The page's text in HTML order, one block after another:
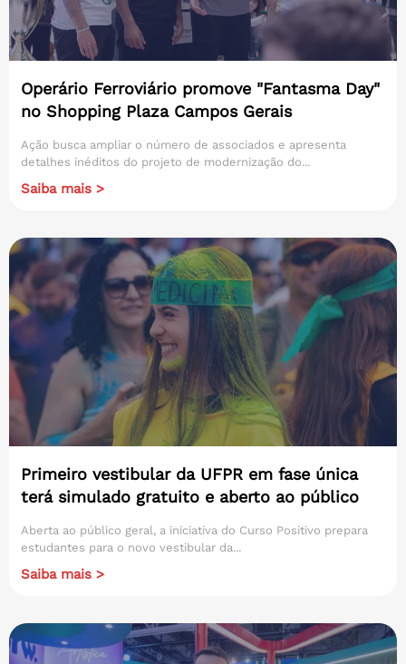
Operário Ferroviário promove "Fantasma Day"
no Shopping Plaza Campos Gerais
Ação busca ampliar o número de associados e apresenta
detalhes inéditos do projeto de modernização do...
Saiba mais >
Primeiro vestibular da UFPR em fase única
terá simulado gratuito e aberto ao público
Aberta ao público geral, a iniciativa do Curso Positivo prepara
estudantes para o novo vestibular da...
Saiba mais >